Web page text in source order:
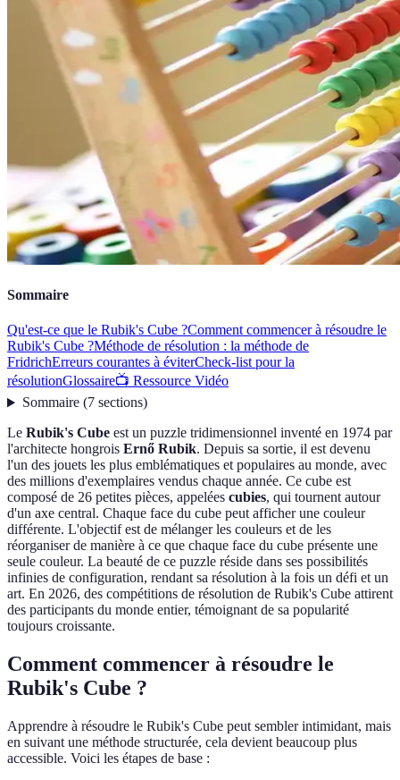
Sommaire
Qu'est-ce que le Rubik's Cube ?Comment commencer à résoudre le
Rubik's Cube ?Méthode de résolution : la méthode de
FridrichErreurs courantes à éviterCheck-list pour la
résolutionGlossaire📺 Ressource Vidéo
Sommaire(7 sections)
Le Rubik's Cube est un puzzle tridimensionnel inventé en 1974 par
l'architecte hongrois Ernő Rubik. Depuis sa sortie, il est devenu
l'un des jouets les plus emblématiques et populaires au monde, avec
des millions d'exemplaires vendus chaque année. Ce cube est
composé de 26 petites pièces, appelées cubies, qui tournent autour
d'un axe central. Chaque face du cube peut afficher une couleur
différente. L'objectif est de mélanger les couleurs et de les
réorganiser de manière à ce que chaque face du cube présente une
seule couleur. La beauté de ce puzzle réside dans ses possibilités
infinies de configuration, rendant sa résolution à la fois un défi et un
art. En 2026, des compétitions de résolution de Rubik's Cube attirent
des participants du monde entier, témoignant de sa popularité
toujours croissante.
Comment commencer à résoudre le
Rubik's Cube ?
Apprendre à résoudre le Rubik's Cube peut sembler intimidant, mais
en suivant une méthode structurée, cela devient beaucoup plus
accessible. Voici les étapes de base :